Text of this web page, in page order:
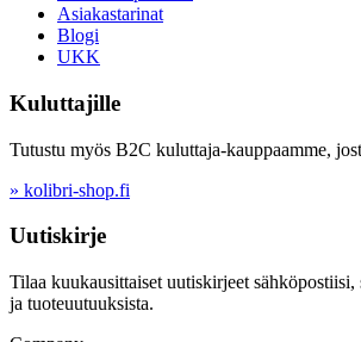
Asiakastarinat
Blogi
UKK
Kuluttajille
Tutustu myös B2C kuluttaja-kauppaamme,
» kolibri-shop.fi
Uutiskirje
Tilaa kuukausittaiset uutiskirjeet sähköpostiisi,
ja tuoteuutuuksista.